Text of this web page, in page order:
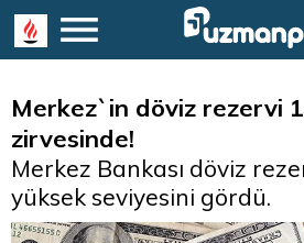
Merkez`in döviz rezervi
zirvesinde!
Merkez Bankası döviz
yüksek seviyesini gördü.